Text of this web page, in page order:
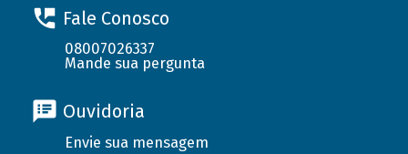
Fale Conosco
08007026337
Mande sua pergunta
Ouvidoria
Envie sua mensagem